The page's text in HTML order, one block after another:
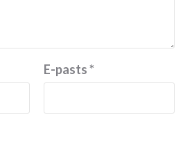
E-pasts*